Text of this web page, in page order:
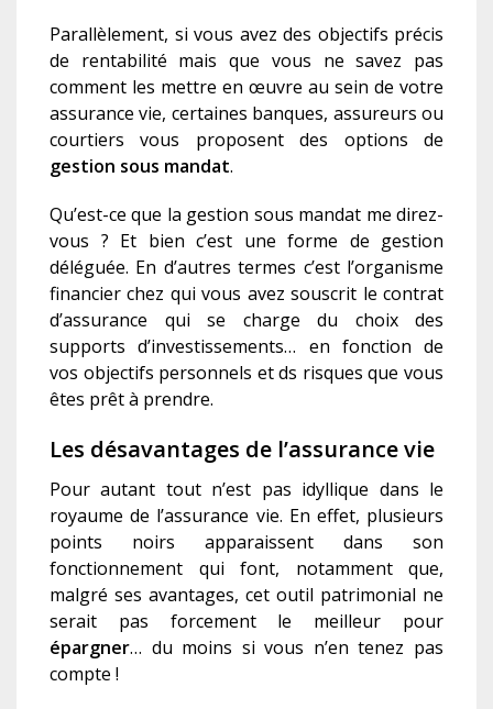
Parallèlement, si vous avez des objectifs précis
de rentabilité mais que vous ne savez pas
comment les mettre en œuvre au sein de votre
assurance vie, certaines banques, assureurs ou
courtiers vous proposent des options de
gestion sous mandat.
Qu’est-ce que la gestion sous mandat me direz-
vous ? Et bien c’est une forme de gestion
déléguée. En d’autres termes c’est l’organisme
financier chez qui vous avez souscrit le contrat
d’assurance qui se charge du choix des
supports d’investissements… en fonction de
vos objectifs personnels et ds risques que vous
êtes prêt à prendre.
Les désavantages de l’assurance vie
Pour autant tout n’est pas idyllique dans le
royaume de l’assurance vie. En effet, plusieurs
points noirs apparaissent dans son
fonctionnement qui font, notamment que,
malgré ses avantages, cet outil patrimonial ne
serait pas forcement le meilleur pour
épargner… du moins si vous n’en tenez pas
compte !